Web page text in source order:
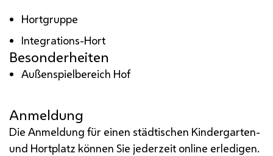
Hortgruppe
Integrations-Hort
Besonderheiten
Außenspielbereich Hof
Anmeldung
Die Anmeldung für einen städtischen Kindergarten-
und Hortplatz können Sie jederzeit online erledigen.